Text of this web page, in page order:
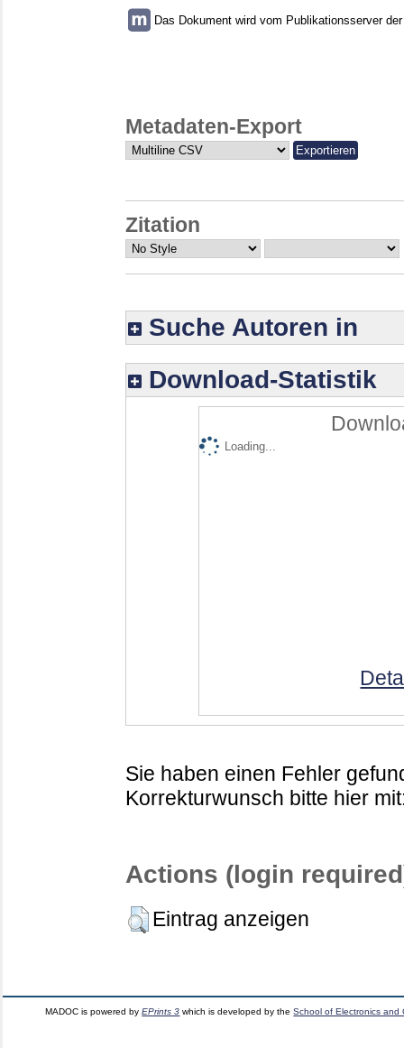
Das Dokument wird vom Publikationsserver
Metadaten-Export
Zitation
Suche Autoren in
Download-Statistik
Loading...
Sie haben einen Fehler
Korrekturwunsch bitte hier
Actions (login
Eintrag anzeigen
MADOC is powered byEPrints 3 which is developed by theSchool of Electronics and